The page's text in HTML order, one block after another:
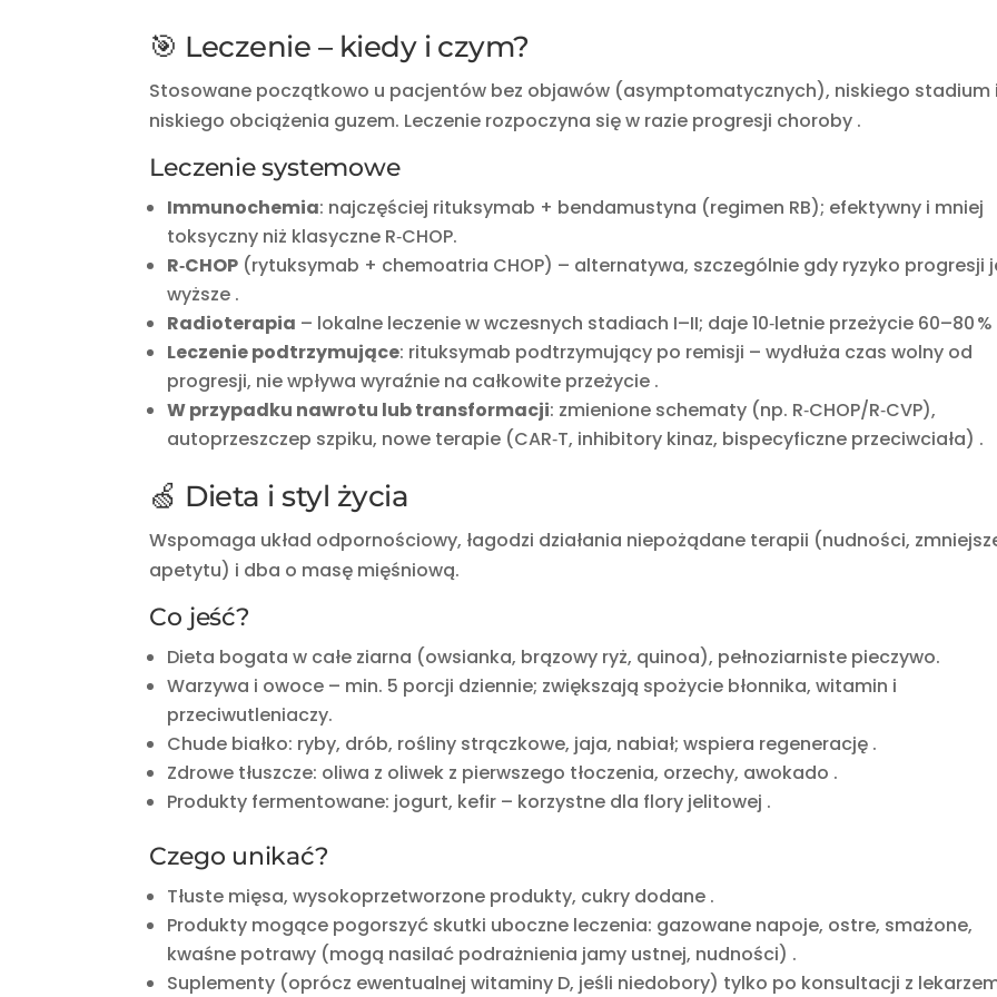
🎯 Leczenie – kiedy i czym?
Stosowane początkowo u pacjentów bez objawów (asymptomatycznych), niskiego stadium i
niskiego obciążenia guzem. Leczenie rozpoczyna się w razie progresji choroby .
Leczenie systemowe
Immunochemia: najczęściej rituksymab + bendamustyna (regimen RB); efektywny i mniej
toksyczny niż klasyczne R‑CHOP.
R‑CHOP (rytuksymab + chemo­atria CHOP) – alternatywa, szczególnie gdy ryzyko progresji
wyższe .
Radioterapia – lokalne leczenie w wczesnych stadiach I–II; daje 10‑letnie przeżycie 60–80 %
Leczenie podtrzymujące: rituksymab podtrzymujący po remisji – wydłuża czas wolny od
progresji, nie wpływa wyraźnie na całkowite przeżycie .
W przypadku nawrotu lub transformacji: zmienione schematy (np. R‑CHOP/R‑CVP),
autoprzeszczep szpiku, nowe terapie (CAR‑T, inhibitory kinaz, bispecyficzne przeciwciała) .
🍏 Dieta i styl życia
Wspomaga układ odpornościowy, łagodzi działania niepożądane terapii (nudności,
apetytu) i dba o masę mięśniową.
Co jeść?
Dieta bogata w całe ziarna (owsianka, brązowy ryż, quinoa), pełnoziarniste pieczywo.
Warzywa i owoce – min. 5 porcji dziennie; zwiększają spożycie błonnika, witamin i
przeciwutleniaczy.
Chude białko: ryby, drób, rośliny strączkowe, jaja, nabiał; wspiera regenerację .
Zdrowe tłuszcze: oliwa z oliwek z pierwszego tłoczenia, orzechy, awokado .
Produkty fermentowane: jogurt, kefir – korzystne dla flory jelitowej .
Czego unikać?
Tłuste mięsa, wysokoprzetworzone produkty, cukry dodane .
Produkty mogące pogorszyć skutki uboczne leczenia: gazowane napoje, ostre, smażone,
kwaśne potrawy (mogą nasilać podrażnienia jamy ustnej, nudności) .
Suplementy (oprócz ewentualnej witaminy D, jeśli niedobory) tylko po konsultacji z